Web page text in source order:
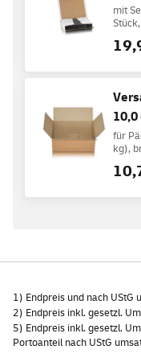
mit
10,0
für
kg),
1) Endpreis und nach UStG
2) Endpreis inkl. gesetzl.
5) Endpreis inkl. gesetzl.
Portoanteil nach UStG